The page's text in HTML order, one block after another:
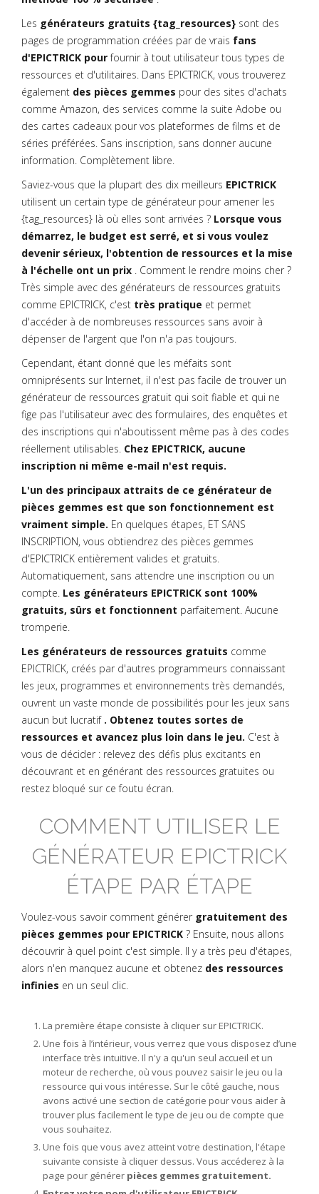
Les générateurs gratuits {tag_resources} sont des
pages de programmation créées par de vrais fans
d'EPICTRICK pourfournir à tout utilisateur tous types de
ressources et d'utilitaires. Dans EPICTRICK, vous trouverez
également des pièces gemmes pour des sites d'achats
comme Amazon, des services comme la suite Adobe ou
des cartes cadeaux pour vos plateformes de films et de
séries préférées. Sans inscription, sans donner aucune
information. Complètement libre.
Saviez-vous que la plupart des dix meilleurs EPICTRICK
utilisent un certain type de générateur pour amener les
{tag_resources} là où elles sont arrivées ? Lorsque vous
démarrez, le budget est serré, et si vous voulez
devenir sérieux, l'obtention de ressources et la mise
à l'échelle ont un prix . Comment le rendre moins cher ?
Très simple avec des générateurs de ressources gratuits
comme EPICTRICK, c'est très pratique et permet
d'accéder à de nombreuses ressources sans avoir à
dépenser de l'argent que l'on n'a pas toujours.
Cependant, étant donné que les méfaits sont
omniprésents sur Internet, il n'est pas facile de trouver un
générateur de ressources gratuit qui soit fiable et qui ne
fige pas l'utilisateur avec des formulaires, des enquêtes et
des inscriptions qui n'aboutissent même pas à des codes
réellement utilisables. Chez EPICTRICK, aucune
inscription ni même e-mail n'est requis.
L'un des principaux attraits de ce générateur de
pièces gemmes est que son fonctionnement est
vraiment simple. En quelques étapes, ET SANS
INSCRIPTION, vous obtiendrez des pièces gemmes
d'EPICTRICK entièrement valides et gratuits.
Automatiquement, sans attendre une inscription ou un
compte. Les générateurs EPICTRICK sont 100%
gratuits, sûrs et fonctionnent parfaitement. Aucune
tromperie.
Les générateurs de ressources gratuits comme
EPICTRICK, créés par d'autres programmeurs connaissant
les jeux, programmes et environnements très demandés,
ouvrent un vaste monde de possibilités pour les jeux sans
aucun but lucratif . Obtenez toutes sortes de
ressources et avancez plus loin dans le jeu. C'est à
vous de décider : relevez des défis plus excitants en
découvrant et en générant des ressources gratuites ou
restez bloqué sur ce foutu écran.
COMMENT UTILISER LE
GÉNÉRATEUR EPICTRICK
ÉTAPE PAR ÉTAPE
Voulez-vous savoir comment générer gratuitement des
pièces gemmes pour EPICTRICK ? Ensuite, nous allons
découvrir à quel point c'est simple. Il y a très peu d'étapes,
alors n'en manquez aucune et obtenez des ressources
infinies en un seul clic.
La première étape consiste à cliquer sur EPICTRICK.
Une fois à l’intérieur, vous verrez que vous disposez d’une
interface très intuitive. Il n'y a qu'un seul accueil et un
moteur de recherche, où vous pouvez saisir le jeu ou la
ressource qui vous intéresse. Sur le côté gauche, nous
avons activé une section de catégorie pour vous aider à
trouver plus facilement le type de jeu ou de compte que
vous souhaitez.
Une fois que vous avez atteint votre destination, l'étape
suivante consiste à cliquer dessus. Vous accéderez à la
page pour générer pièces gemmes gratuitement.